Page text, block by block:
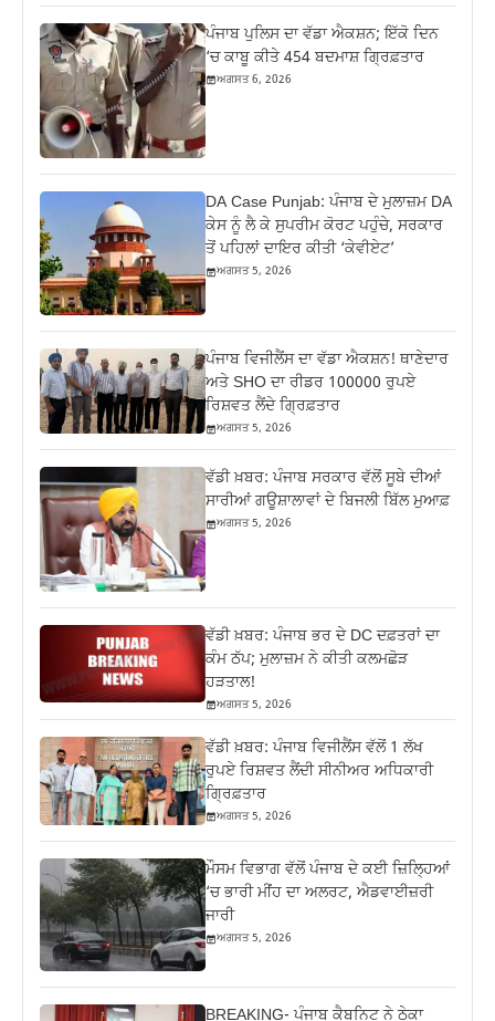
ਪੰਜਾਬ ਪੁਲਿਸ ਦਾ ਵੱਡਾ ਐਕਸ਼ਨ; ਇੱਕੋ ਦਿਨ
‘ਚ ਕਾਬੂ ਕੀਤੇ 454 ਬਦਮਾਸ਼ ਗ੍ਰਿਫ਼ਤਾਰ
ਅਗਸਤ 6, 2026
DA Case Punjab: ਪੰਜਾਬ ਦੇ ਮੁਲਾਜ਼ਮ DA
ਕੇਸ ਨੂੰ ਲੈ ਕੇ ਸੁਪਰੀਮ ਕੋਰਟ ਪਹੁੰਚੇ, ਸਰਕਾਰ
ਤੋਂ ਪਹਿਲਾਂ ਦਾਇਰ ਕੀਤੀ ‘ਕੇਵੀਏਟ’
ਅਗਸਤ 5, 2026
ਪੰਜਾਬ ਵਿਜੀਲੈਂਸ ਦਾ ਵੱਡਾ ਐਕਸ਼ਨ! ਥਾਣੇਦਾਰ
ਅਤੇ SHO ਦਾ ਰੀਡਰ 100000 ਰੁਪਏ
ਰਿਸ਼ਵਤ ਲੈਂਦੇ ਗ੍ਰਿਫ਼ਤਾਰ
ਅਗਸਤ 5, 2026
ਵੱਡੀ ਖ਼ਬਰ: ਪੰਜਾਬ ਸਰਕਾਰ ਵੱਲੋਂ ਸੂਬੇ ਦੀਆਂ
ਸਾਰੀਆਂ ਗਊਸ਼ਾਲਾਵਾਂ ਦੇ ਬਿਜਲੀ ਬਿੱਲ ਮੁਆਫ਼
ਅਗਸਤ 5, 2026
ਵੱਡੀ ਖ਼ਬਰ: ਪੰਜਾਬ ਭਰ ਦੇ DC ਦਫ਼ਤਰਾਂ ਦਾ
ਕੰਮ ਠੱਪ; ਮੁਲਾਜ਼ਮ ਨੇ ਕੀਤੀ ਕਲਮਛੋੜ
ਹੜਤਾਲ!
ਅਗਸਤ 5, 2026
ਵੱਡੀ ਖ਼ਬਰ: ਪੰਜਾਬ ਵਿਜੀਲੈਂਸ ਵੱਲੋਂ 1 ਲੱਖ
ਰੁਪਏ ਰਿਸ਼ਵਤ ਲੈਂਦੀ ਸੀਨੀਅਰ ਅਧਿਕਾਰੀ
ਗ੍ਰਿਫ਼ਤਾਰ
ਅਗਸਤ 5, 2026
ਮੌਸਮ ਵਿਭਾਗ ਵੱਲੋਂ ਪੰਜਾਬ ਦੇ ਕਈ ਜ਼‍ਿਲ੍ਹਿਆਂ
‘ਚ ਭਾਰੀ ਮੀਂਹ ਦਾ ਅਲਰਟ, ਐਡਵਾਈਜ਼ਰੀ
ਜਾਰੀ
ਅਗਸਤ 5, 2026
BREAKING- ਪੰਜਾਬ ਕੈਬਨਿਟ ਨੇ ਠੇਕਾ